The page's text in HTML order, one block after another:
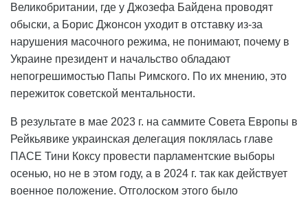
Великобритании, где у Джозефа Байдена проводят
обыски, а Борис Джонсон уходит в отставку из-за
нарушения масочного режима, не понимают, почему в
Украине президент и начальство обладают
непогрешимостью Папы Римского. По их мнению, это
пережиток советской ментальности.
В результате в мае 2023 г. на саммите Совета Европы в
Рейкьявике украинская делегация поклялась главе
ПАСЕ Тини Коксу провести парламентские выборы
осенью, но не в этом году, а в 2024 г. так как действует
военное положение. Отголоском этого было